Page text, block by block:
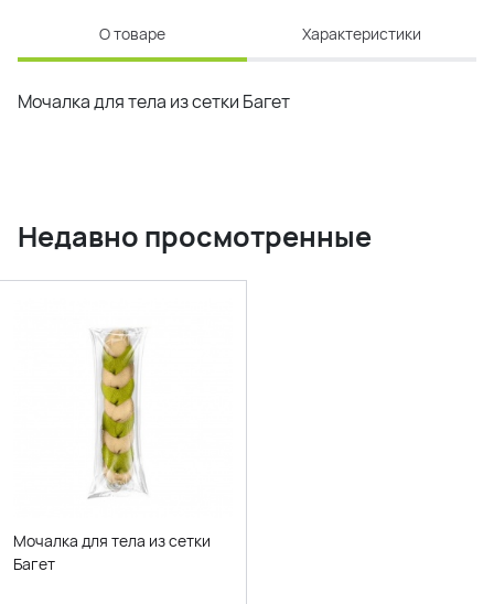
О товаре Характеристики
Мочалка для тела из сетки Багет
Недавно просмотренные
Мочалка для тела из сетки
Багет